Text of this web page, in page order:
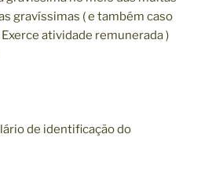
gravíssimas ( e também caso
atividade remunerada )
de identificação do